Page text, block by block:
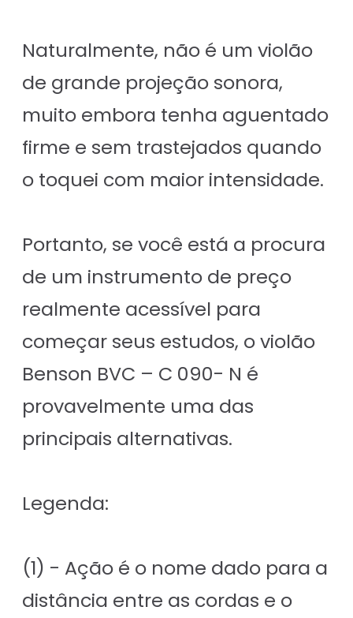
Naturalmente, não é um violão
de grande projeção sonora,
muito embora tenha aguentado
firme e sem trastejados quando
o toquei com maior intensidade.
Portanto, se você está a procura
de um instrumento de preço
realmente acessível para
começar seus estudos, o violão
Benson BVC – C 090- N é
provavelmente uma das
principais alternativas.
Legenda:
(1) - Ação é o nome dado para a
distância entre as cordas e o